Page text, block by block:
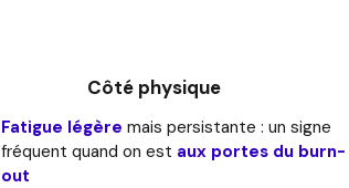
Côté physique
Fatigue légère mais persistante : un signe
fréquent quand on est aux portes du burn-
out